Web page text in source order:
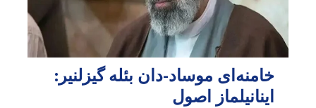
خامنه‌ای موساد-دان بئله گیزلنیر:
اینانیلماز اصول